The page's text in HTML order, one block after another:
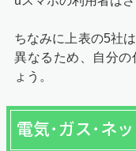
ちなみに上表の5社
異なるため、自分の
ょう。
電気･ガス･ネ